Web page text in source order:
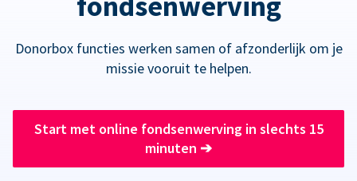
Donorbox functies werken samen of afzonderlijk om je
missie vooruit te helpen.
Start met online fondsenwerving in slechts 15
minuten ➔